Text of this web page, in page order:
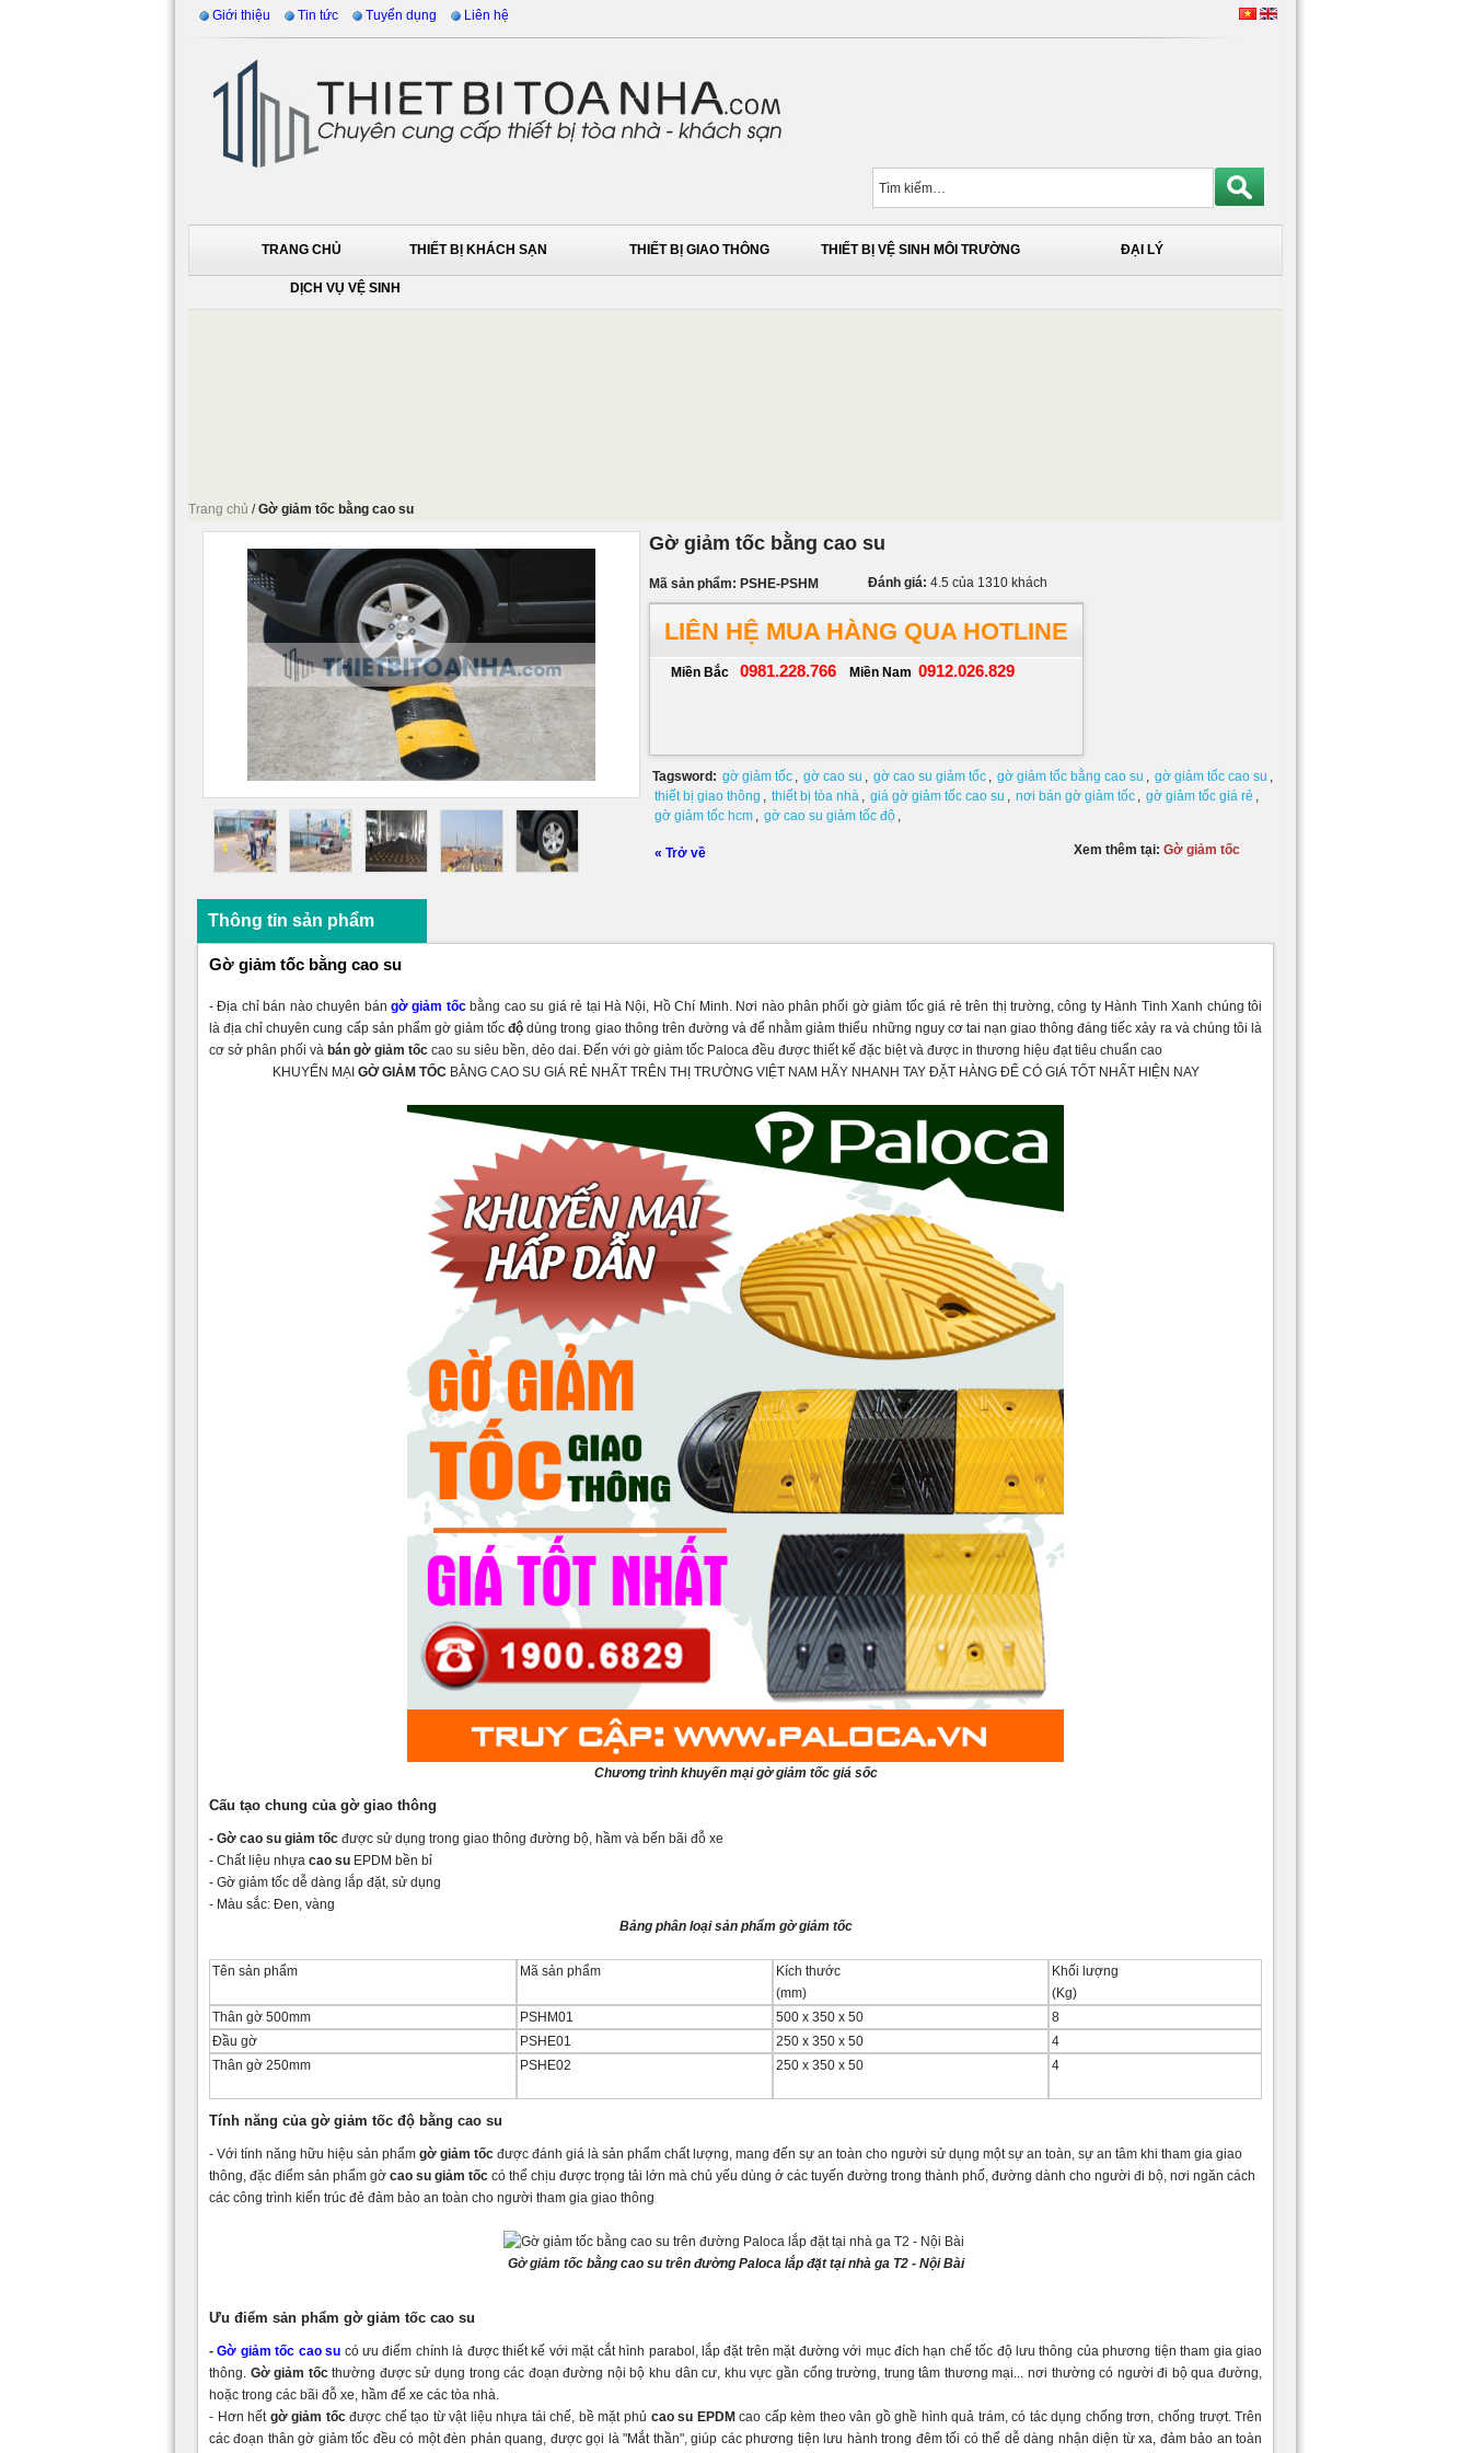
Giới thiệu Tin tức Tuyển dụng Liên hệ
TRANG CHỦ THIẾT BỊ KHÁCH SẠN THIẾT BỊ GIAO THÔNG THIẾT BỊ VỆ SINH MÔI TRƯỜNG ĐẠI LÝ
DỊCH VỤ VỆ SINH
Trang chủ /Gờ giảm tốc bằng cao su
Gờ giảm tốc bằng cao su
Mã sản phẩm: PSHE-PSHM Đánh giá: 4.5 của 1310 khách
LIÊN HỆ MUA HÀNG QUA HOTLINE
Miền Bắc 0981.228.766 Miền Nam 0912.026.829
Tagsword: gờ giảm tốc gờ cao su gờ cao su giảm tốc gờ giảm tốc bằng cao su gờ giảm tốc cao su
thiết bị giao thông
thiết bị tòa nhà giá gờ giảm tốc cao su nơi bán gờ giảm tốc gờ giảm tốc giá rẻ
gờ giảm tốc hcm
gờ cao su giảm tốc độ
« Trở về Xem thêm tại: Gờ giảm tốc
Thông tin sản phẩm
Gờ giảm tốc bằng cao su
- Địa chỉ bán nào chuyên bángờ giảm tốcbằng cao su giá rẻ tại Hà Nội, Hồ Chí Minh. Nơi nào phân phối gờ giảm tốc giá rẻ trên thị trường, công ty Hành Tinh Xanh chúng tôi
làđịa chỉ chuyên cung cấp sản phẩm gờ giảm tốcđộdùng trong giao thông trên đường và để nhằm giảm thiểu những nguy cơ tai nạn giao thông đáng tiếc xảy ra và chúng tôi là
cơ sở phân phối và bán gờ giảm tốc cao su siêu bền, dẻo dai. Đến với gờ giảm tốc Paloca đều được thiết kế đặc biệt và được in thương hiệu đạt tiêu chuẩn cao
KHUYẾN MẠI GỜ GIẢM TỐCBẰNG CAO SU GIÁ RẺ NHẤT TRÊN THỊ TRƯỜNG VIỆT NAM HÃY NHANH TAY ĐẶT HÀNG ĐỂ CÓ GIÁ TỐT NHẤT HIỆN NAY
Chương trình khuyến mại gờ giảm tốc giá sốc
Cấu tạo chung của gờ giao thông
- Gờ cao su giảm tốc được sử dụng trong giao thông đường bộ, hầm và bến bãi đỗ xe
- Chất liệu nhựa cao su EPDM bền bỉ
- Gờ giảm tốc dễ dàng lắp đặt, sử dụng
- Màu sắc: Đen, vàng
Bảng phân loại sản phẩm gờ giảm tốc
Tên sản phẩm Mã sản phẩm
Kích thước
(mm)
Khối lượng
(Kg)
Thân gờ 500mm
PSHM01 500 x 350 x 50
8
Đầu gờ
PSHE01 250 x 350 x 50
4
Thân gờ 250mm
PSHE02 250 x 350 x 50 4
Tính năng của gờ giảm tốc độ bằng cao su
- Với tính năng hữu hiệu sản phẩm gờ giảm tốc được đánh giá là sản phẩm chất lượng, mang đến sự an toàn cho người sử dụng một sự an toàn, sự an tâm khi tham gia giao
thông, đặc điểm sản phẩm gờ cao su giảm tốc có thể chịu được trọng tải lớn mà chủ yếu dùng ở các tuyến đường trong thành phố, đường dành cho người đi bộ, nơi ngăn cách
các công trình kiến trúc đẻ đảm bảo an toàn cho người tham gia giao thông
Gờ giảm tốc bằng cao su trên đường Paloca lắp đặt tại nhà ga T2 - Nội Bài
Ưu điểm sản phẩm gờ giảm tốc cao su
-Gờ giảm tốc cao su có ưu điểm chính là được thiết kế với mặt cắt hình parabol, lắp đặt trên mặt đường với mục đích hạn chế tốc độ lưu thông của phương tiện tham gia giao
thông. Gờ giảm tốcthường được sử dụng trong các đoạn đường nội bộ khu dân cư, khu vực gần cổng trường, trung tâm thương mại... nơi thường có người đi bộ qua đường,
hoặc trong các bãi đỗ xe, hầm để xe các tòa nhà.
- Hơn hết gờ giảm tốcđược chế tạo từ vật liệu nhựa tái chế, bề mặt phủ cao su EPDMcao cấp kèm theo vân gồ ghề hình quả trám, có tác dụng chống trơn, chống trượt. Trên
các đoạn thân gờ giảm tốc đều có một đèn phản quang, được gọi là "Mắt thần", giúp các phương tiện lưu hành trong đêm tối có thể dễ dàng nhận diện từ xa, đảm bảo an toàn